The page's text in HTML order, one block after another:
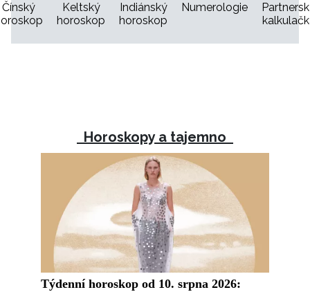
REDAKCE
Čínský
Keltský
horoskop
Indiánský
horoskop
Numerologie
Horoskopy a tajemno
Týdenní horoskop od 10. srpna 2026: